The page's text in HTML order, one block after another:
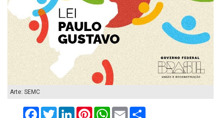
Arte: SEMC
FacebookTwitterLinkedInPinterestWhatsApp
Email